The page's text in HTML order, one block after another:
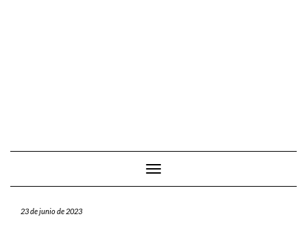
Cambiar modo de navegación
23 de junio de 2023